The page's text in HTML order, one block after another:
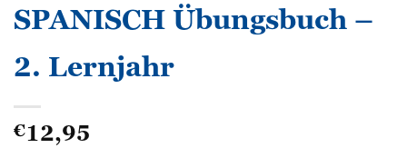
SPANISCH Übungsbuch –
2. Lernjahr
€12,95